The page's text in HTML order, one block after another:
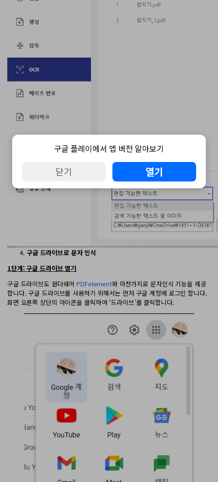
구글 드라이브로 문자 인식
1단계: 구글 드라이브 열기
구글 드라이브도 원더쉐어PDFelement와 마찬가지로 문자인식 기능을 제공
합니다. 구글 드라이브를 사용하기 위해서는 먼저 구글 계정에 로그인 합니다.
화면 오른쪽 상단의 아이콘을 클릭하여 ‘드라이브’를 클릭합니다.
구글 플레이에서 앱 버전 알아보기
닫기 열기